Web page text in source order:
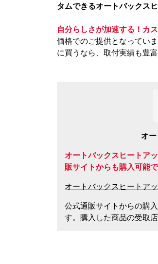
タムできるオートバックス
自分らしさが加速する！カ
価格でのご提供となってい
に買うなら、取付実績も豊
オ
オートバックスヒートア
販サイトからも購入可能で
オートバックスヒートア
公式通販サイトからの購
す。購入した商品の受取